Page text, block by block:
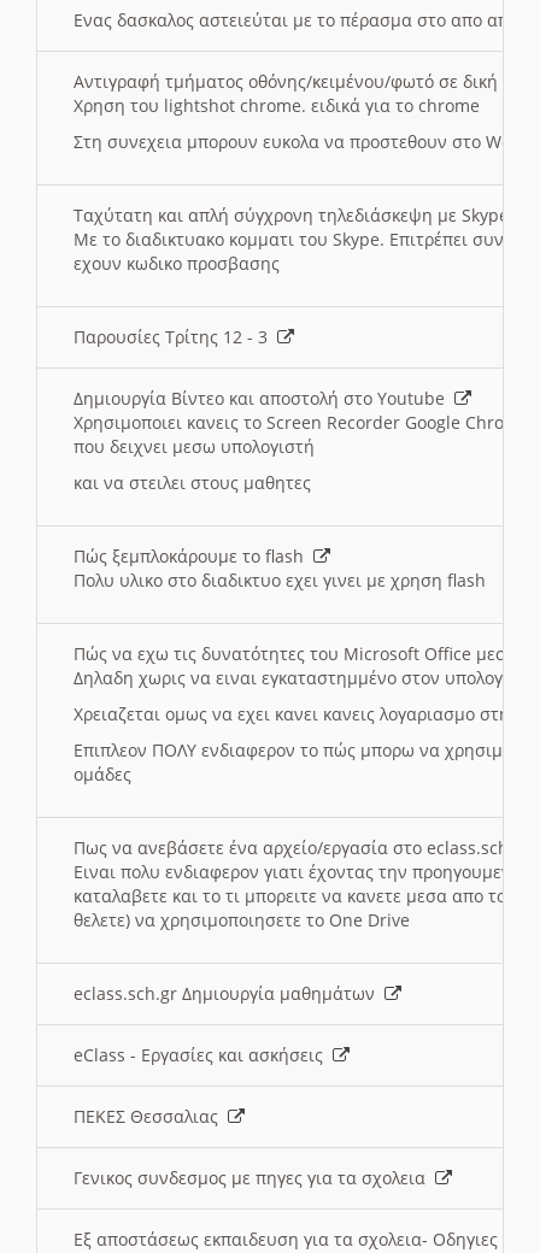
Ενας δασκαλος αστειεύται με το πέρασμα στο απο
Αντιγραφή τμήματος οθόνης/κειμένου/φωτό σε δική
Χρηση του lightshot chrome. ειδικά για το chrome
Στη συνεχεια μπορουν ευκολα να προστεθουν στο Word
Ταχύτατη και απλή σύγχρονη τηλεδιάσκεψη με Skype
Με το διαδικτυακο κομματι του Skype. Επιτρέπει
εχουν κωδικο προσβασης
Παρουσίες Τρίτης 12 - 3
Δημιουργία Βίντεο και αποστολή στο Youtube
Χρησιμοποιει κανεις το Screen Recorder Google Chrome
που δειχνει μεσω υπολογιστή
και να στειλει στους μαθητες
Πώς ξεμπλοκάρουμε το flash
Πολυ υλικο στο διαδικτυο εχει γινει με χρηση flash
Πώς να εχω τις δυνατότητες του Microsoft Office μεσω
Δηλαδη χωρις να ειναι εγκαταστημμένο στον
Χρειαζεται ομως να εχει κανει κανεις λογαριασμο στη
Επιπλεον ΠΟΛΥ ενδιαφερον το πώς μπορω να
ομάδες
Πως να ανεβάσετε ένα αρχείο/εργασία στο eclass.sch.gr
Ειναι πολυ ενδιαφερον γιατι έχοντας την
καταλαβετε και το τι μπορειτε να κανετε μεσα απο το
θελετε) να χρησιμοποιησετε το One Drive
eclass.sch.gr Δημιουργία μαθημάτων
eClass - Εργασίες και ασκήσεις
ΠΕΚΕΣ Θεσσαλιας
Γενικος συνδεσμος με πηγες για τα σχολεια
Εξ αποστάσεως εκπαιδευση για τα σχολεια- Οδηγιες